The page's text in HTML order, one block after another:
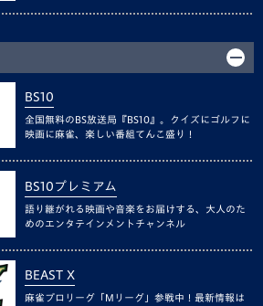
BS10
全国無料のBS放送局『BS10』。クイズにゴルフに
映画に麻雀、楽しい番組てんこ盛り！
BS10プレミアム
語り継がれる映画や音楽をお届けする、大人のた
めのエンタテインメントチャンネル
BEAST X
麻雀プロリーグ「Mリーグ」参戦中！最新情報は